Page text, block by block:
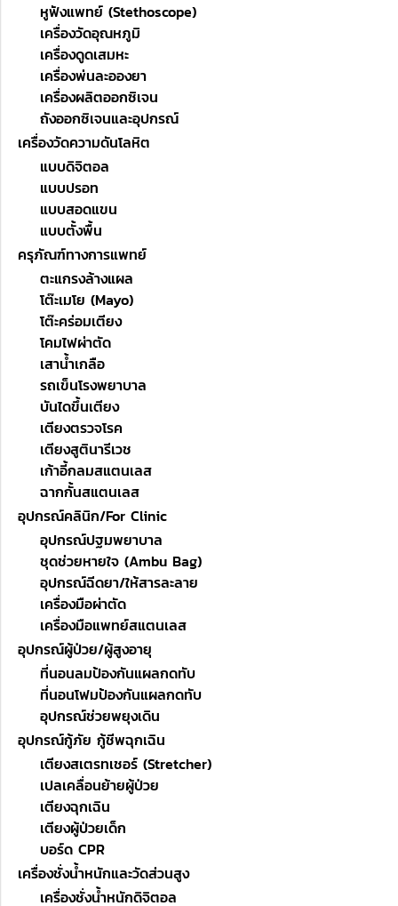
หูฟังแพทย์ (Stethoscope)
เครื่องวัดอุณหภูมิ
เครื่องดูดเสมหะ
เครื่องพ่นละอองยา
เครื่องผลิตออกซิเจน
ถังออกซิเจนและอุปกรณ์
เครื่องวัดความดันโลหิต
แบบดิจิตอล
แบบปรอท
แบบสอดแขน
แบบตั้งพื้น
ครุภัณฑ์ทางการแพทย์
ตะแกรงล้างแผล
โต๊ะเมโย (Mayo)
โต๊ะคร่อมเตียง
โคมไฟผ่าตัด
เสาน้ำเกลือ
รถเข็นโรงพยาบาล
บันไดขึ้นเตียง
เตียงตรวจโรค
เตียงสูตินารีเวช
เก้าอี้กลมสแตนเลส
ฉากกั้นสแตนเลส
อุปกรณ์คลินิก/For Clinic
อุปกรณ์ปฐมพยาบาล
ชุดช่วยหายใจ (Ambu Bag)
อุปกรณ์ฉีดยา/ให้สารละลาย
เครื่องมือผ่าตัด
เครื่องมือแพทย์สแตนเลส
อุปกรณ์ผู้ป่วย/ผู้สูงอายุ
ที่นอนลมป้องกันแผลกดทับ
ที่นอนโฟมป้องกันแผลกดทับ
อุปกรณ์ช่วยพยุงเดิน
อุปกรณ์กู้ภัย กู้ชีพฉุกเฉิน
เตียงสเตรทเชอร์ (Stretcher)
เปลเคลื่อนย้ายผู้ป่วย
เตียงฉุกเฉิน
เตียงผู้ป่วยเด็ก
บอร์ด CPR
เครื่องชั่งน้ำหนักและวัดส่วนสูง
เครื่องชั่งน้ำหนักดิจิตอล